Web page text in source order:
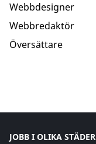
Webbdesigner
Webbredaktör
Översättare
JOBB I OLIKA STÄDER